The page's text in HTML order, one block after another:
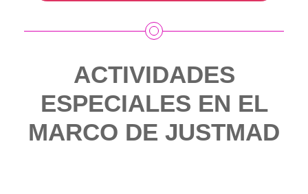
ACTIVIDADES
ESPECIALES EN EL
MARCO DE JUSTMAD